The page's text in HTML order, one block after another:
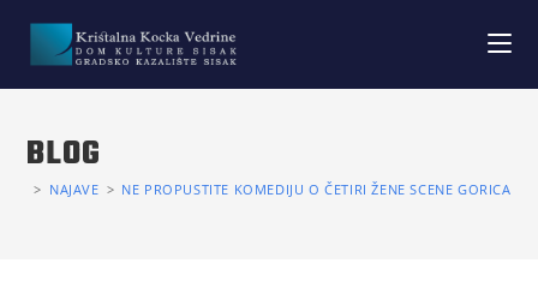
BLOG
> NAJAVE > NE PROPUSTITE KOMEDIJU O ČETIRI ŽENE SCENE GORICA